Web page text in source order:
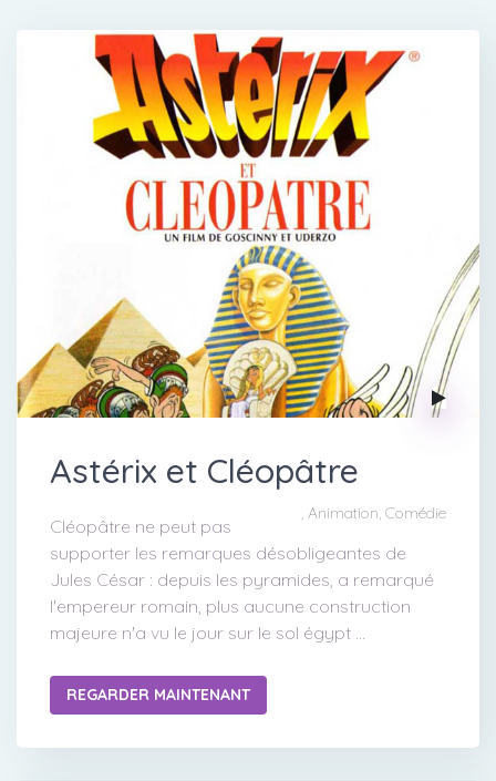
Astérix et Cléopâtre
, Animation, Comédie
Cléopâtre ne peut pas
supporter les remarques désobligeantes de
Jules César : depuis les pyramides, a remarqué
l'empereur romain, plus aucune construction
majeure n'a vu le jour sur le sol égypt ...
REGARDER MAINTENANT